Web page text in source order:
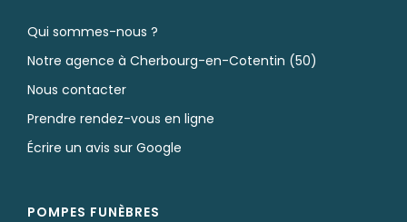
Qui sommes-nous ?
Notre agence à Cherbourg-en-Cotentin (50)
Nous contacter
Prendre rendez-vous en ligne
Écrire un avis sur Google
POMPES FUNÈBRES